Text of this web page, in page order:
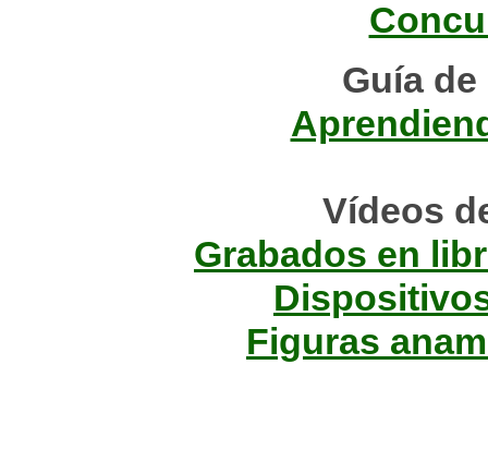
Guía
Vídeos
Grabados en
Figuras